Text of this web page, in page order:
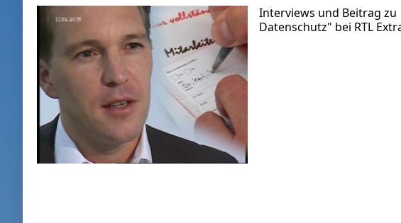
Interviews und Beitrag
Datenschutz" bei RTL